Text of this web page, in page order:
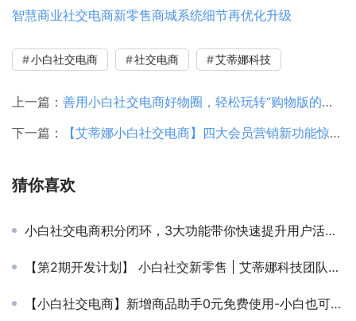
智慧商业社交电商新零售商城系统细节再优化升级
小白社交电商 社交电商 艾蒂娜科技
上一篇： 善用小白社交电商好物圈，轻松玩转“购物版的朋友圈”
下一篇：
【艾蒂娜小白社交电商】四大会员营销新功能惊喜上线！白小极帮你成长
猜你喜欢
小白社交电商积分闭环，3大功能带你快速提升用户活跃！
【第2期开发计划】 小白社交新零售 | 艾蒂娜科技团队开发计划
【小白社交电商】新增商品助手0元免费使用-小白也可以玩转社交电商